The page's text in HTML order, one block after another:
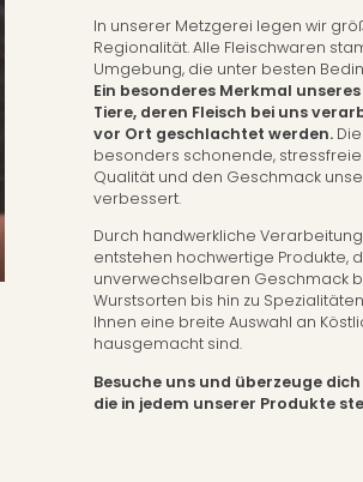
In unserer Metzgerei legen wir
Regionalität. Alle Fleischwaren
Umgebung, die unter besten
Ein besonderes Merkmal
Tiere, deren Fleisch bei uns
vor Ort geschlachtet werden.
besonders schonende,
Qualität und den Geschmack
verbessert.
Durch handwerkliche
entstehen hochwertige Produkte,
unverwechselbaren Geschmack
Wurstsorten bis hin zu
Ihnen eine breite Auswahl an
hausgemacht sind.
Besuche uns und überzeuge
die in jedem unserer Produkte